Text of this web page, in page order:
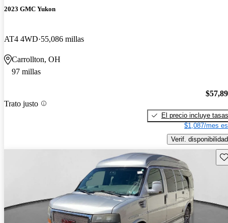
2023 GMC Yukon
AT4 4WD 55,086 millas
Carrollton, OH
97 millas
Trato justo
El precio incluye tasas
$1,087/mes
Verif. disponibilidad